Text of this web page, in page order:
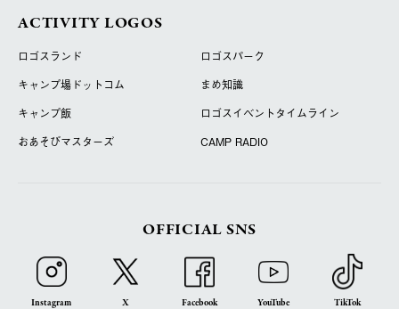
ACTIVITY LOGOS
ロゴスランド
ロゴスパーク
キャンプ場ドットコム
まめ知識
キャンプ飯
ロゴスイベントタイムライン
おあそびマスターズ
CAMP RADIO
OFFICIAL SNS
Instagram X Facebook YouTube TikTok